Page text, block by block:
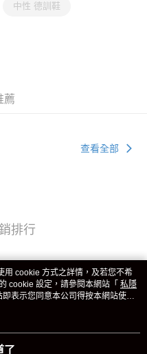
中性 德訓鞋
薦
查看全部
排行
用 cookie 方式之詳情，及若您不希
cookie 設定，請參閱本網站「 私隱
表示您同意本公司得按本網站使用
了